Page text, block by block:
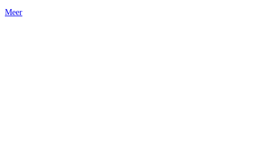
Meer